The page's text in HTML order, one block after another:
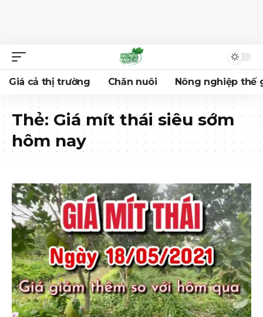
Giá cả thị trường Chăn nuôi Nông nghiệp thế
Thẻ: Giá mít thái siêu sớm
hôm nay